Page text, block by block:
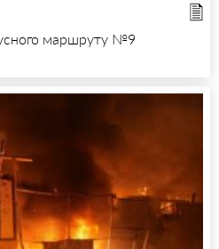
маршруту №9